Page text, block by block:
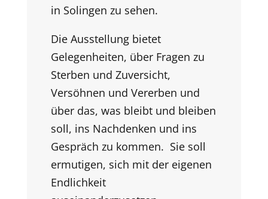
in Solingen zu sehen.
Die Ausstellung bietet
Gelegenheiten, über Fragen zu
Sterben und Zuversicht,
Versöhnen und Vererben und
über das, was bleibt und bleiben
soll, ins Nachdenken und ins
Gespräch zu kommen. Sie soll
ermutigen, sich mit der eigenen
Endlichkeit